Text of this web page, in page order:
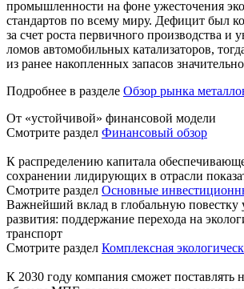
промышленности на фоне ужесточения
стандартов по всему миру. Дефицит был
за счет роста первичного производства и
ломов автомобильных катализаторов,
из ранее накопленных запасов
Подробнее в разделе Обзор рынка
От «устойчивой» финансовой модели
Смотрите раздел Финансовый обзор
К распределению капитала
сохранении лидирующих в отрасли
Смотрите раздел Основные
Важнейший вклад в глобальную повестку
развития: поддержание перехода на
транспорт
Смотрите раздел Комплексная
К 2030 году компания сможет поставлять